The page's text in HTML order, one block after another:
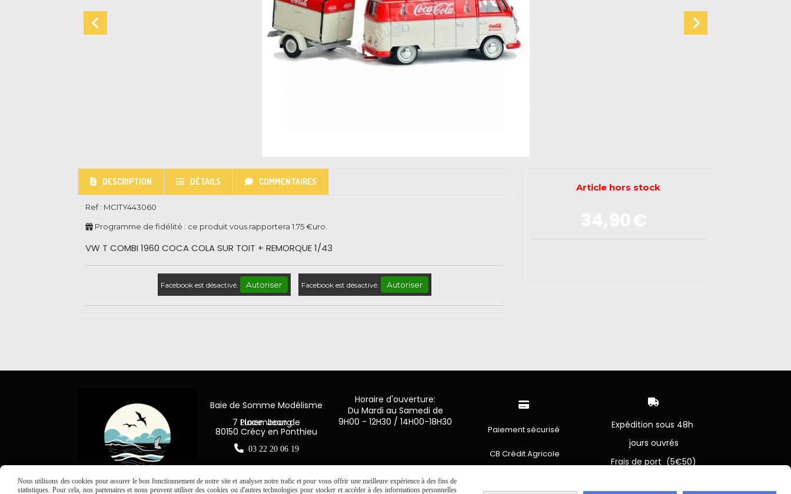
Article hors stock
DESCRIPTION DÉTAILS COMMENTAIRES
Ref : MCITY443060
Programme de fidélité : ce produit vous rapportera 1.75€uro.
VW T COMBI 1960 COCA COLA SUR TOIT + REMORQUE 1/43
Facebook est désactivé. Autoriser Facebook est désactivé. Autoriser
Baie de Somme Modélisme
7 Place Jean de Luxembourg
80150 Crécy en Ponthieu
 03 22 20 06 19
Horaire d'ouverture:
Du Mardi au Samedi de
9H00 - 12H30 / 14H00-18H30

Paiement sécurisé
CB Crédit Agricole

Expédition sous 48h
jours ouvrés
Frais de port (5€50)
Dépot vente des frais de
Nous utilisons des cookies pour assurer le bon fonctionnement de notre site et analyser notre trafic et pour vous offrir une meilleure expérience à des fins de
statistiques. Pour cela, nos partenaires et nous peuvent utiliser des cookies ou d'autres technologies pour stocker et accéder à des informations personnelles